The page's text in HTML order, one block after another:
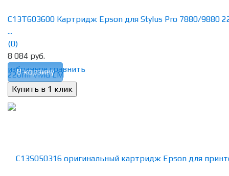
избранное сравнить
C13T603600 Картридж Epson для Stylus Pro 7880/9880
...
(0)
8 084 руб.
В корзину